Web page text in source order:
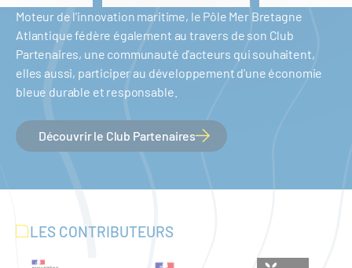
Moteur de l'innovation maritime, le Pôle Mer Bretagne
Atlantique fédère également au travers de son Club
Partenaires, une communauté d'acteurs qui souhaitent,
elles aussi, participer au développement d'une économie
bleue durable et responsable.
Découvrir le Club Partenaires
LES CONTRIBUTEURS